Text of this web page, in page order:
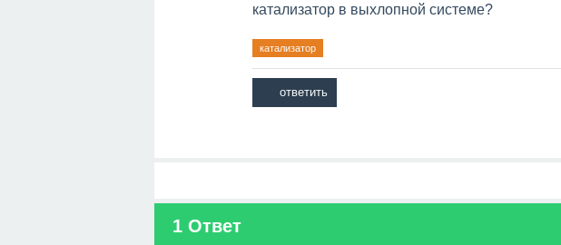
катализатор в выхлопной системе?
катализатор
1 Ответ